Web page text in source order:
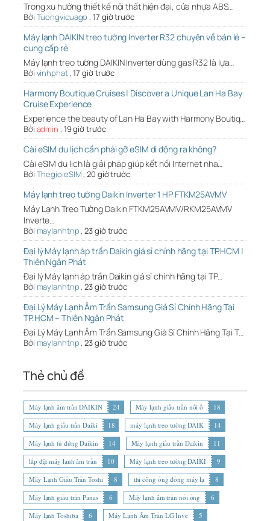
Trong xu hướng thiết kế nội thất hiện đại, cửa nhựa ABS…
Bởi Tuongvicuago ,17 giờ trước
Máy lạnh DAIKIN treo tường Inverter R32 chuyên về bán lẻ –
cung cấp rẻ
Máy lạnh treo tường DAIKIN Inverter dùng gas R32 là lựa…
Bởi vinhphat,17 giờ trước
Harmony Boutique Cruises | Discover a Unique Lan Ha Bay
Cruise Experience
Experience the beauty of Lan Ha Bay with Harmony Boutiq…
Bởi admin , 19 giờ trước
Cài eSIM du lịch cần phải gỡ eSIM di động ra không?
Cài eSIM du lịch là giải pháp giúp kết nối Internet nha…
Bởi ThegioieSIM,20 giờ trước
Máy lạnh treo tường Daikin Inverter 1 HP FTKM25AVMV
Máy Lạnh Treo Tường Daikin FTKM25AVMV/RKM25AVMV
Inverte…
Bởi maylanhtnp,23 giờ trước
Đại lý Máy lạnh áp trần Daikin giá sỉ chính hãng tại TP.HCM |
Thiên Ngân Phát
Đại lý Máy lạnh áp trần Daikin giá sỉ chính hãng tại TP…
Bởi maylanhtnp,23 giờ trước
Đại Lý Máy Lạnh Âm Trần Samsung Giá Sỉ Chính Hãng Tại
TP.HCM – Thiên Ngân Phát
Đại Lý Máy Lạnh Âm Trần Samsung Giá Sỉ Chính Hãng Tại T…
Bởi maylanhtnp,23 giờ trước
Thẻ chủ đề
Máy lạnh âm trần DAIKIN 24 Máy lạnh giấu trần nối ố
18
Máy lạnh giấu trần Daiki
18 máy lạnh treo tường DAIK
14
Máy lạnh tủ đứng Daikin
14 Máy lạnh giấu trần Daikin
11
lắp đặt máy lạnh âm trần
10 Máy lạnh treo tường DAIKI
9
Máy Lạnh Giấu Trần Toshi
8 thi công ống đồng máy lạ
8
Máy lạnh giấu trần Panas
6 Máy lạnh âm trần nối ống
6
Máy lạnh Toshiba
6 Máy Lạnh Âm Trần LG Inve
5